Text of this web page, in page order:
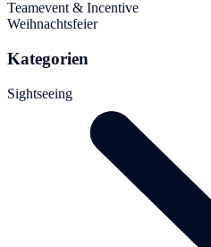
Teamevent & Incentive
Weihnachtsfeier
Kategorien
Sightseeing